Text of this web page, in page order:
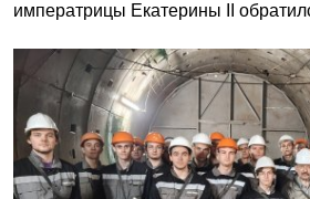
императрицы Екатерины II